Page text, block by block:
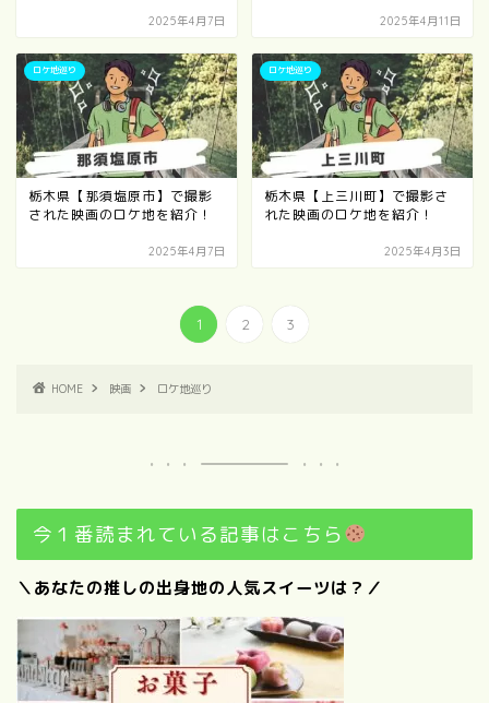
2025年4月7日 2025年4月11日
ロケ地巡り
栃木県【那須塩原市】で撮影
された映画のロケ地を紹介！
2025年4月7日
ロケ地巡り
栃木県【上三川町】で撮影さ
れた映画のロケ地を紹介！
2025年4月3日
1 2 3
HOME 映画 ロケ地巡り
今１番読まれている記事はこちら
＼あなたの推しの出身地の人気スイーツは？／